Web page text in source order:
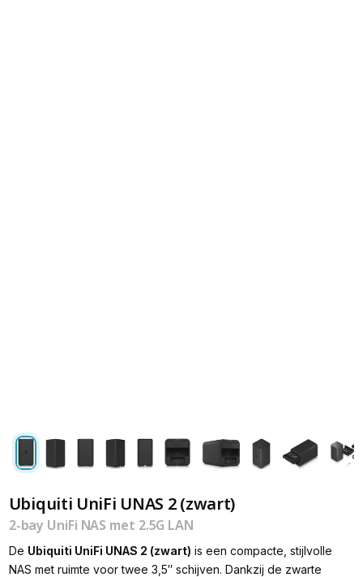
Ubiquiti UniFi UNAS 2 (zwart)
2-bay UniFi NAS met 2.5G LAN
De Ubiquiti UniFi UNAS 2 (zwart) is een compacte, stijlvolle
NAS met ruimte voor twee 3,5″ schijven. Dankzij de zwarte